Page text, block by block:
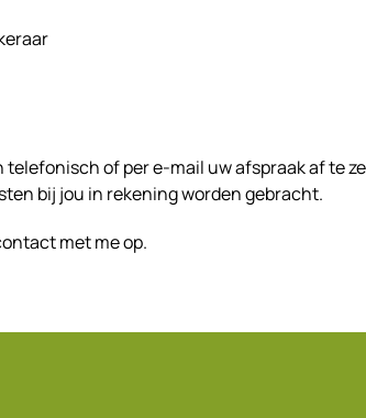
of per e-mail uw afspraak af te
bij jou in rekening worden gebracht.
met me op.